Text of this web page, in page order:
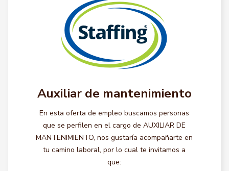
Auxiliar de mantenimiento
En esta oferta de empleo buscamos personas
que se perfilen en el cargo de AUXILIAR DE
MANTENIMIENTO, nos gustaría acompañarte en
tu camino laboral, por lo cual te invitamos a
que: